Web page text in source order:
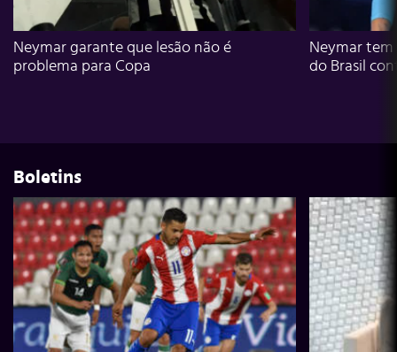
Neymar garante que lesão não é
problema para Copa
Neymar
do Brasil
Boletins